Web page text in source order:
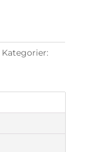
Kategorier: